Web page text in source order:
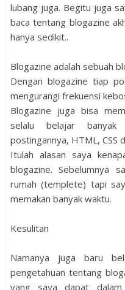
lubang juga. Begitu juga
baca tentang blogazine
hanya sedikit..
Blogazine adalah sebuah
Dengan blogazine tiap
mengurangi frekuensi
Blogazine juga bisa
selalu belajar
postingannya, HTML, CSS
Itulah alasan saya
blogazine. Sebelumnya
rumah (templete) tapi
memakan banyak waktu.
Kesulitan
Namanya juga baru
pengetahuan tentang
yang saya dapat dalam